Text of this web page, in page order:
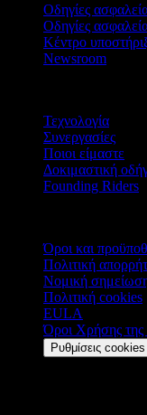
Οδηγίες
Οδηγίες
Κέντρο
Newsroom
Τεχνολογία
Συνεργασίες
Ποιοι είμαστε
Δοκιμαστική
Founding Riders
Όροι και
Πολιτική
Νομική
Πολιτική cookies
EULA
Όροι Χρήσης
Ρυθμίσεις cookies